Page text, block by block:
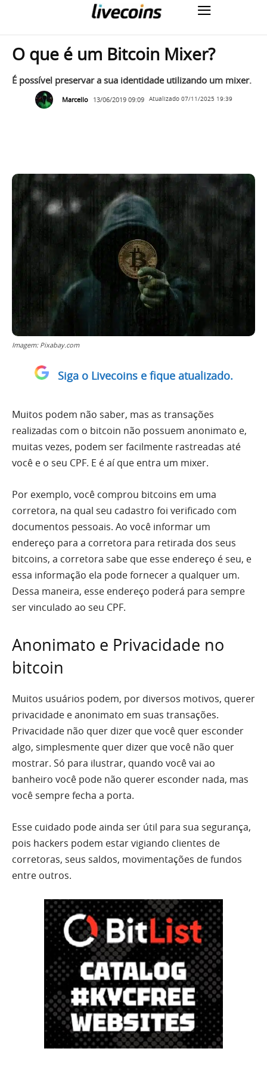
O que é um Bitcoin Mixer?
É possível preservar a sua identidade utilizando um mixer.
Marcello 13/06/2019 09:09 Atualizado 07/11/2025 19:39
Imagem: Pixabay.com
Siga o Livecoins e fique atualizado.
Muitos podem não saber, mas as transações
realizadas com o bitcoin não possuem anonimato e,
muitas vezes, podem ser facilmente rastreadas até
você e o seu CPF. E é aí que entra um mixer.
Por exemplo, você comprou bitcoins em uma
corretora, na qual seu cadastro foi verificado com
documentos pessoais. Ao você informar um
endereço para a corretora para retirada dos seus
bitcoins, a corretora sabe que esse endereço é seu, e
essa informação ela pode fornecer a qualquer um.
Dessa maneira, esse endereço poderá para sempre
ser vinculado ao seu CPF.
Anonimato e Privacidade no
bitcoin
Muitos usuários podem, por diversos motivos, querer
privacidade e anonimato em suas transações.
Privacidade não quer dizer que você quer esconder
algo, simplesmente quer dizer que você não quer
mostrar. Só para ilustrar, quando você vai ao
banheiro você pode não querer esconder nada, mas
você sempre fecha a porta.
Esse cuidado pode ainda ser útil para sua segurança,
pois hackers podem estar vigiando clientes de
corretoras, seus saldos, movimentações de fundos
entre outros.